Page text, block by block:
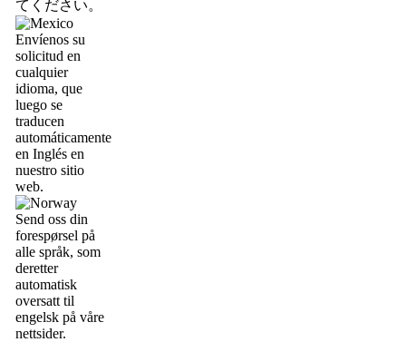
てください。
Envíenos su
solicitud en
cualquier
idioma, que
luego se
traducen
automáticamente
en Inglés en
nuestro sitio
web.
Send oss din
forespørsel på
alle språk, som
deretter
automatisk
oversatt til
engelsk på våre
nettsider.